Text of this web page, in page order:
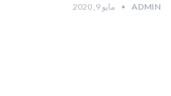
ADMIN مايو 9, 2020